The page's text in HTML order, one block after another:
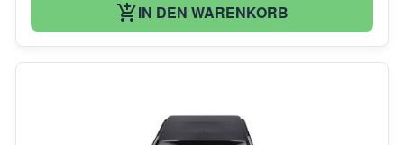
IN DEN WARENKORB